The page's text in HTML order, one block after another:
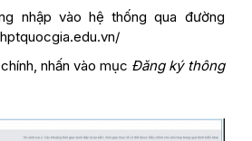
nhập vào hệ thống qua đường
nhấn vào mục Đăng ký thông